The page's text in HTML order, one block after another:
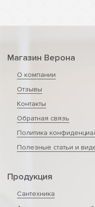
Магазин Верона
О компании
Отзывы
Контакты
Обратная связь
Политика
Полезные статьи и
Продукция
Сантехника